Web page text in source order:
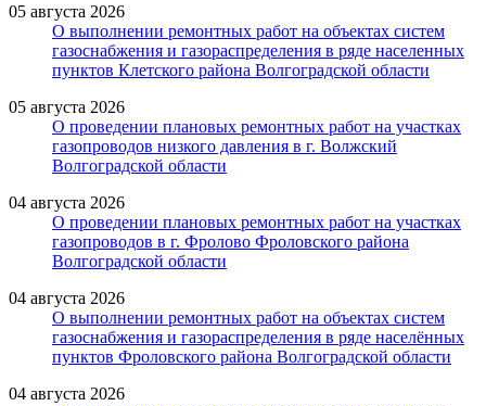
05 августа 2026
О выполнении ремонтных работ на объектах систем
газоснабжения и газораспределения в ряде населенных
пунктов Клетского района Волгоградской области
05 августа 2026
О проведении плановых ремонтных работ на участках
газопроводов низкого давления в г. Волжский
Волгоградской области
04 августа 2026
О проведении плановых ремонтных работ на участках
газопроводов в г. Фролово Фроловского района
Волгоградской области
04 августа 2026
О выполнении ремонтных работ на объектах систем
газоснабжения и газораспределения в ряде населённых
пунктов Фроловского района Волгоградской области
04 августа 2026